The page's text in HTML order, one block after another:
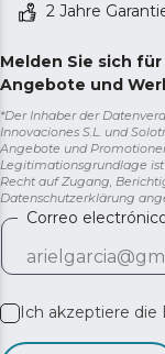
2 Jahre
Melden Sie sich
Angebote und
*Der Inhaber der
Innovaciones S.L. und
Angebote und
Legitimationsgrundlage
Recht auf Zugang,
Datenschutzerklärung
Correo
Ich akzeptiere die